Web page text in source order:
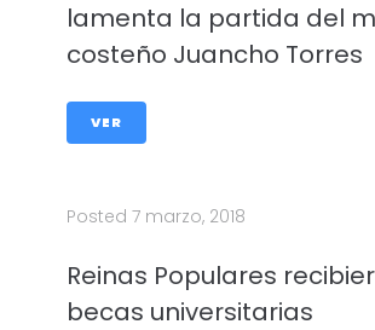
lamenta la partida del
costeño Juancho Torres
VER
Posted 7 marzo, 2018
Reinas Populares
becas universitarias